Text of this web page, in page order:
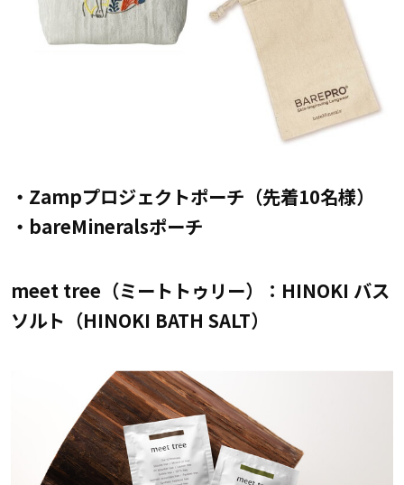
・Zampプロジェクトポーチ（先着10名様）
・bareMineralsポーチ
meet tree（ミートトゥリー）：HINOKI バス
ソルト（HINOKI BATH SALT）